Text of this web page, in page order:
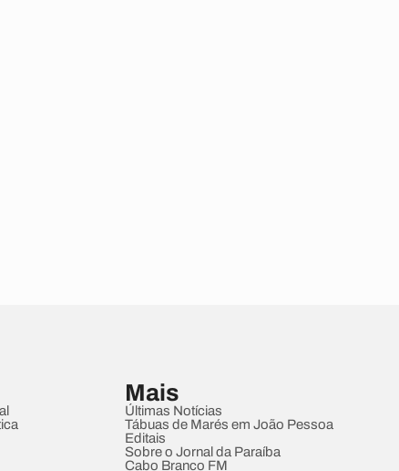
Mais
Últimas Notícias
Tábuas de Marés em João Pessoa
Editais
Sobre o Jornal da Paraíba
Cabo Branco FM